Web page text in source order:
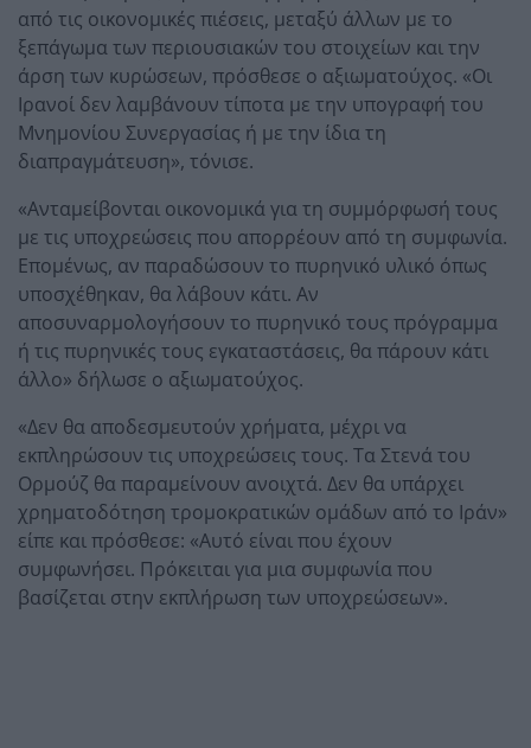
από τις οικονομικές πιέσεις, μεταξύ άλλων με το
ξεπάγωμα των περιουσιακών του στοιχείων και την
άρση των κυρώσεων, πρόσθεσε ο αξιωματούχος. «Οι
Ιρανοί δεν λαμβάνουν τίποτα με την υπογραφή του
Μνημονίου Συνεργασίας ή με την ίδια τη
διαπραγμάτευση», τόνισε.
«Ανταμείβονται οικονομικά για τη συμμόρφωσή τους
με τις υποχρεώσεις που απορρέουν από τη συμφωνία.
Επομένως, αν παραδώσουν το πυρηνικό υλικό όπως
υποσχέθηκαν, θα λάβουν κάτι. Αν
αποσυναρμολογήσουν το πυρηνικό τους πρόγραμμα
ή τις πυρηνικές τους εγκαταστάσεις, θα πάρουν κάτι
άλλο» δήλωσε ο αξιωματούχος.
«Δεν θα αποδεσμευτούν χρήματα, μέχρι να
εκπληρώσουν τις υποχρεώσεις τους. Τα Στενά του
Ορμούζ θα παραμείνουν ανοιχτά. Δεν θα υπάρχει
χρηματοδότηση τρομοκρατικών ομάδων από το Ιράν»
είπε και πρόσθεσε: «Αυτό είναι που έχουν
συμφωνήσει. Πρόκειται για μια συμφωνία που
βασίζεται στην εκπλήρωση των υποχρεώσεων».